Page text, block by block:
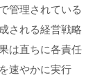
管理されている
される経営戦略
は直ちに各責任
速やかに実行